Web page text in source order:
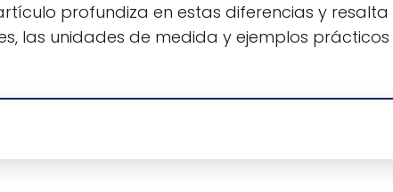
profundiza en estas diferencias y
las unidades de medida y ejemplos